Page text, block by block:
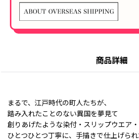
商品詳細
まるで、江戸時代の町人たちが、
踏み入れたことのない異国を夢見て
創りあげたような染付・スリップウエア・
ひとつひとつ丁寧に、手描きで仕上げられ